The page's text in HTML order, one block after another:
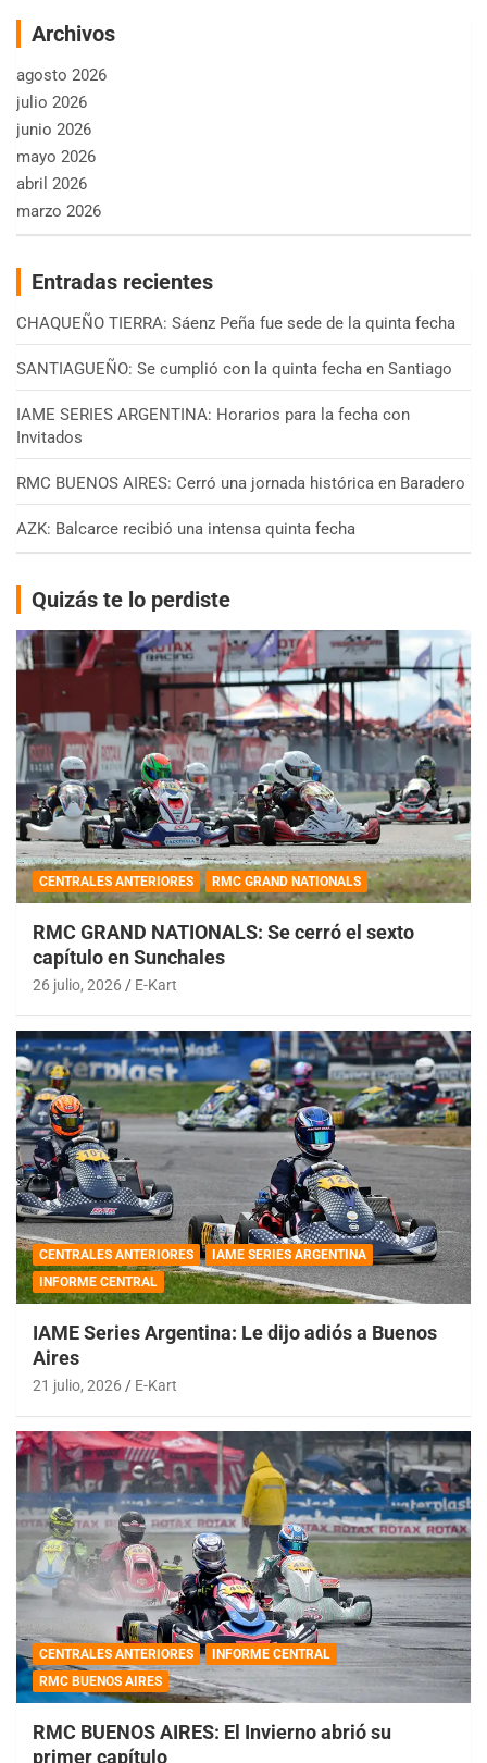
Archivos
agosto 2026
julio 2026
junio 2026
mayo 2026
abril 2026
marzo 2026
Entradas recientes
CHAQUEÑO TIERRA: Sáenz Peña fue sede de la quinta fecha
SANTIAGUEÑO: Se cumplió con la quinta fecha en Santiago
IAME SERIES ARGENTINA: Horarios para la fecha con
Invitados
RMC BUENOS AIRES: Cerró una jornada histórica en Baradero
AZK: Balcarce recibió una intensa quinta fecha
Quizás te lo perdiste
CENTRALES ANTERIORES RMC GRAND NATIONALS
RMC GRAND NATIONALS: Se cerró el sexto
capítulo en Sunchales
26 julio, 2026 E-Kart
CENTRALES ANTERIORES
IAME SERIES ARGENTINA
INFORME CENTRAL
IAME Series Argentina: Le dijo adiós a Buenos
Aires
21 julio, 2026 E-Kart
CENTRALES ANTERIORES
INFORME CENTRAL
RMC BUENOS AIRES
RMC BUENOS AIRES: El Invierno abrió su
primer capítulo